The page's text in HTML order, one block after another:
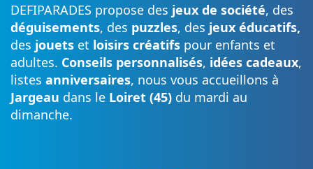
DEFIPARADES propose des jeux de société, des
déguisements, des puzzles, des jeux éducatifs,
des jouets et loisirs créatifs pour enfants et
adultes. Conseils personnalisés, idées cadeaux,
listes anniversaires, nous vous accueillons à
Jargeau dans le Loiret (45) du mardi au
dimanche.